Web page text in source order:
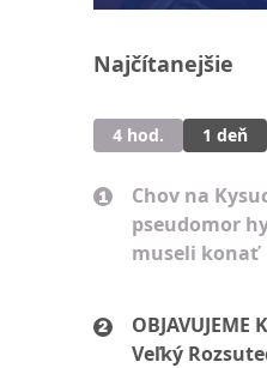
Najčítanejšie
4 hod. 1 deň
Chov na
pseudomor
museli konať
OBJAVUJEME
Veľký